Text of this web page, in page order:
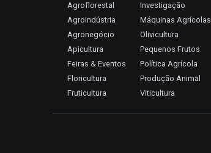
Agroflorestal
Agroindústria
Agronegócio
Apicultura
Feiras & Eventos
Floricultura
Fruticultura
Investigação
Máquinas Agrícolas
Olivicultura
Pequenos Frutos
Política Agrícola
Produção Animal
Viticultura